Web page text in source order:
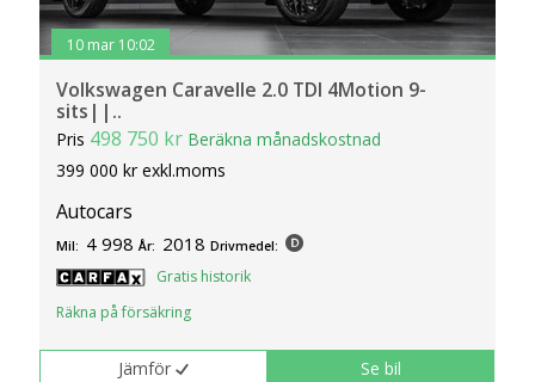
10 mar 10:02
Volkswagen Caravelle 2.0 TDI 4Motion 9-
sits||..
Pris 498 750 kr Beräkna månadskostnad
399 000 kr exkl.moms
Autocars
Mil: 4 998 År: 2018 Drivmedel:
Gratis historik
Räkna på försäkring
Jämför Se bil